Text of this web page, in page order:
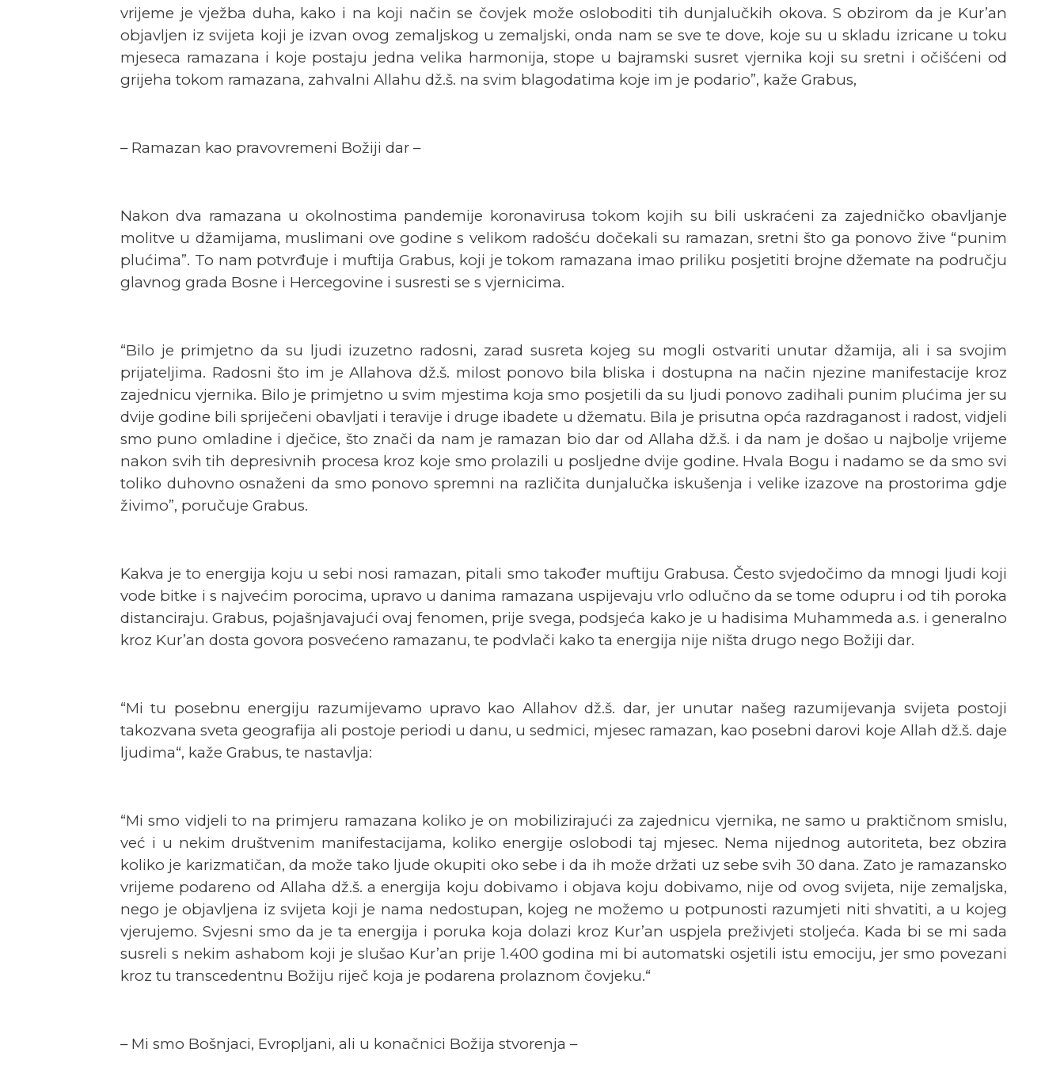
vrijeme je vježba duha, kako i na koji način se čovjek može osloboditi tih dunjalučkih okova. S obzirom da je Kur’an
objavljen iz svijeta koji je izvan ovog zemaljskog u zemaljski, onda nam se sve te dove, koje su u skladu izricane u toku
mjeseca ramazana i koje postaju jedna velika harmonija, stope u bajramski susret vjernika koji su sretni i očišćeni od
grijeha tokom ramazana, zahvalni Allahu dž.š. na svim blagodatima koje im je podario”, kaže Grabus,
– Ramazan kao pravovremeni Božiji dar –
Nakon dva ramazana u okolnostima pandemije koronavirusa tokom kojih su bili uskraćeni za zajedničko obavljanje
molitve u džamijama, muslimani ove godine s velikom radošću dočekali su ramazan, sretni što ga ponovo žive “punim
plućima”. To nam potvrđuje i muftija Grabus, koji je tokom ramazana imao priliku posjetiti brojne džemate na području
glavnog grada Bosne i Hercegovine i susresti se s vjernicima.
“Bilo je primjetno da su ljudi izuzetno radosni, zarad susreta kojeg su mogli ostvariti unutar džamija, ali i sa svojim
prijateljima. Radosni što im je Allahova dž.š. milost ponovo bila bliska i dostupna na način njezine manifestacije kroz
zajednicu vjernika. Bilo je primjetno u svim mjestima koja smo posjetili da su ljudi ponovo zadihali punim plućima jer su
dvije godine bili spriječeni obavljati i teravije i druge ibadete u džematu. Bila je prisutna opća razdraganost i radost, vidjeli
smo puno omladine i dječice, što znači da nam je ramazan bio dar od Allaha dž.š. i da nam je došao u najbolje vrijeme
nakon svih tih depresivnih procesa kroz koje smo prolazili u posljedne dvije godine. Hvala Bogu i nadamo se da smo svi
toliko duhovno osnaženi da smo ponovo spremni na različita dunjalučka iskušenja i velike izazove na prostorima gdje
živimo”, poručuje Grabus.
Kakva je to energija koju u sebi nosi ramazan, pitali smo također muftiju Grabusa. Često svjedočimo da mnogi ljudi koji
vode bitke i s najvećim porocima, upravo u danima ramazana uspijevaju vrlo odlučno da se tome odupru i od tih poroka
distanciraju. Grabus, pojašnjavajući ovaj fenomen, prije svega, podsjeća kako je u hadisima Muhammeda a.s. i generalno
kroz Kur’an dosta govora posvećeno ramazanu, te podvlači kako ta energija nije ništa drugo nego Božiji dar.
“Mi tu posebnu energiju razumijevamo upravo kao Allahov dž.š. dar, jer unutar našeg razumijevanja svijeta postoji
takozvana sveta geografija ali postoje periodi u danu, u sedmici, mjesec ramazan, kao posebni darovi koje Allah dž.š. daje
ljudima“, kaže Grabus, te nastavlja:
“Mi smo vidjeli to na primjeru ramazana koliko je on mobilizirajući za zajednicu vjernika, ne samo u praktičnom smislu,
već i u nekim društvenim manifestacijama, koliko energije oslobodi taj mjesec. Nema nijednog autoriteta, bez obzira
koliko je karizmatičan, da može tako ljude okupiti oko sebe i da ih može držati uz sebe svih 30 dana. Zato je ramazansko
vrijeme podareno od Allaha dž.š. a energija koju dobivamo i objava koju dobivamo, nije od ovog svijeta, nije zemaljska,
nego je objavljena iz svijeta koji je nama nedostupan, kojeg ne možemo u potpunosti razumjeti niti shvatiti, a u kojeg
vjerujemo. Svjesni smo da je ta energija i poruka koja dolazi kroz Kur’an uspjela preživjeti stoljeća. Kada bi se mi sada
susreli s nekim ashabom koji je slušao Kur’an prije 1.400 godina mi bi automatski osjetili istu emociju, jer smo povezani
kroz tu transcedentnu Božiju riječ koja je podarena prolaznom čovjeku.“
– Mi smo Bošnjaci, Evropljani, ali u konačnici Božija stvorenja –